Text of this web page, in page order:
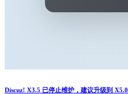
Discuz! X3.5 已停止维护，建议升级到 X5.0